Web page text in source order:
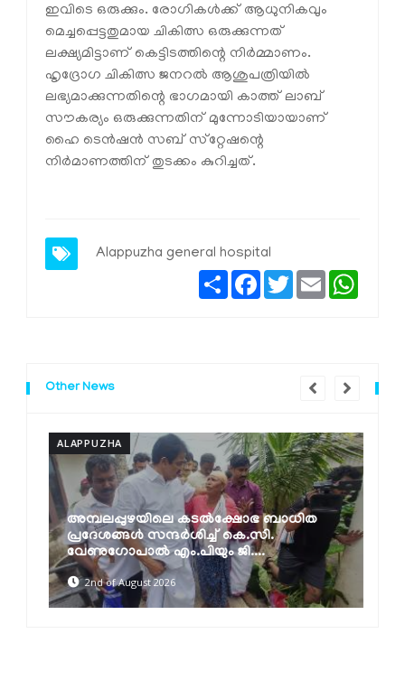
ഇവിടെ ഒരുക്കും. രോഗികള്‍ക്ക് ആധുനികവും
മെച്ചപ്പെട്ടതുമായ ചികിത്സ ഒരുക്കുന്നത്
ലക്ഷ്യമിട്ടാണ് കെട്ടിടത്തിന്റെ നിര്‍മ്മാണം.
ഹൃദ്രോഗ ചികിത്സ ജനറല്‍ ആശുപത്രിയില്‍
ലഭ്യമാക്കുന്നതിന്റെ ഭാഗമായി കാത്ത് ലാബ്
സൗകര്യം ഒരുക്കുന്നതിന് മുന്നോടിയായാണ്
ഹൈ ടെന്‍ഷന്‍ സബ് സ്‌റ്റേഷന്റെ
നിര്‍മാണത്തിന് തുടക്കം കുറിച്ചത്.
Alappuzha general hospital
ShareFacebook
TwitterEmail
Other News
ALAPPUZHA
അമ്പലപ്പുഴയിലെ കടൽക്ഷോഭ ബാധിത
പ്രദേശങ്ങൾ സന്ദർശിച്ച് കെ.സി.
വേണുഗോപാൽ എം.പിയും ജി....
2nd of August 2026